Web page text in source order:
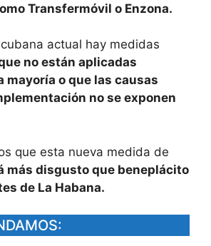
Transfermóvil o Enzona.
actual hay medidas
no están aplicadas
mayoría o que las causas
no se exponen
que esta nueva medida de
más disgusto que beneplácito
de La Habana.